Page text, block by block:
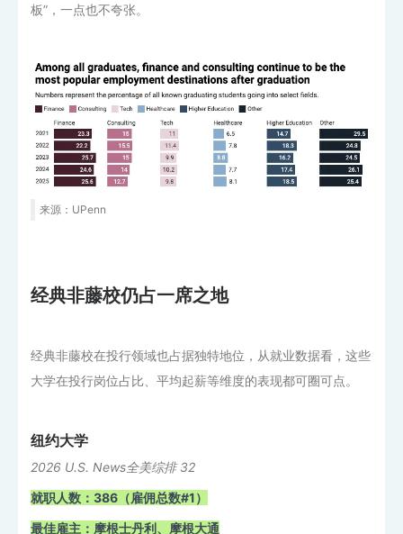
板”，一点也不夸张。
来源：UPenn
经典非藤校仍占一席之地
经典非藤校在投行领域也占据独特地位，从就业数据看，这些
大学在投行岗位占比、平均起薪等维度的表现都可圈可点。
纽约大学
2026 U.S. News全美综排 32
就职人数：386（雇佣总数#1）
最佳雇主：摩根士丹利、摩根大通